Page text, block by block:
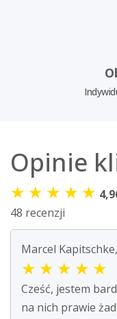
Opinie
★ ★ ★ ★ ★
48 recenzji
Marcel
★ ★ ★ ★ ★
Cześć, jestem
na nich prawie